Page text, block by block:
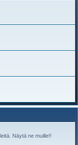
Näytä ne muille!!